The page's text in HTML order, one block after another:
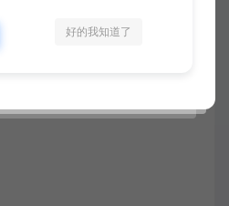
好的我知道了